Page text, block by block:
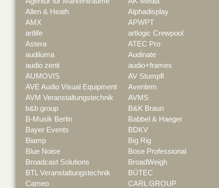
Allen & Heath
Alphadisplay
AMX
APWPT
artlife
artlogic Crewpool
Astera
ATEC Pro
audiluma
Audinate
audio zenit
audio+frames
AUMOVIS
AV Stumpfl
AVE Audio Visual Equipment
Aventem
AVM Veranstaltungstechnik
AVMS
b&b group
B&K Braun
B-Musik Berlin
Babbel & Haeger
Bayer Events
BDKV
Biamp
Big Rig
Blue Noise
Bose Professional
Broadcast Solutions
BroadWeigh
BTL Veranstaltungstechnik
BÜTEC
Cameo
CARL GROUP